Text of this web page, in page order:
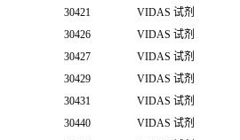
30421
VIDAS 试剂
30426
VIDAS 试剂
30427
VIDAS 试剂
30429
VIDAS 试剂
30431
VIDAS 试剂
30440
VIDAS 试剂